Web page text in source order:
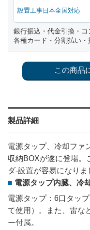
設置工事日本全国対応
銀行振込・代金引換・コ
各種カード・分割払い・
製品詳細
電源タップ、冷却ファ
収納BOXが遂に登場。
ダ-設置が容易になりま
電源タップ内臓、冷
電源タップ：6口タッ
て使用）。また、雷な
ー付属。